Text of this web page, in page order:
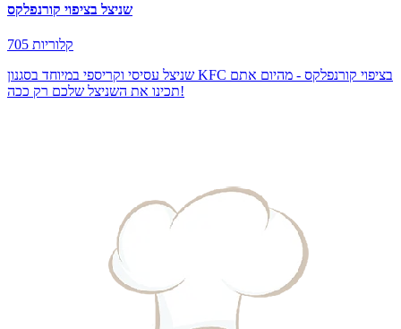
שניצל בציפוי קורנפלקס
705 קלוריות
שניצל עסיסי וקריספי במיוחד בסגנון KFC בציפוי קורנפלקס - מהיום אתם
תכינו את השניצל שלכם רק ככה!